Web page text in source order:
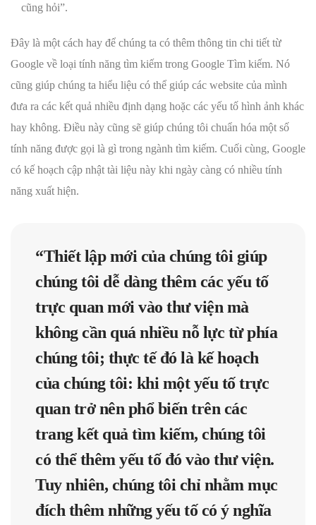
cũng hỏi”.
Đây là một cách hay để chúng ta có thêm thông tin chi tiết từ
Google về loại tính năng tìm kiếm trong Google Tìm kiếm. Nó
cũng giúp chúng ta hiểu liệu có thể giúp các website của mình
đưa ra các kết quả nhiều định dạng hoặc các yếu tố hình ảnh khác
hay không. Điều này cũng sẽ giúp chúng tôi chuẩn hóa một số
tính năng được gọi là gì trong ngành tìm kiếm. Cuối cùng, Google
có kế hoạch cập nhật tài liệu này khi ngày càng có nhiều tính
năng xuất hiện.
“Thiết lập mới của chúng tôi giúp
chúng tôi dễ dàng thêm các yếu tố
trực quan mới vào thư viện mà
không cần quá nhiều nỗ lực từ phía
chúng tôi; thực tế đó là kế hoạch
của chúng tôi: khi một yếu tố trực
quan trở nên phổ biến trên các
trang kết quả tìm kiếm, chúng tôi
có thể thêm yếu tố đó vào thư viện.
Tuy nhiên, chúng tôi chỉ nhằm mục
đích thêm những yếu tố có ý nghĩa